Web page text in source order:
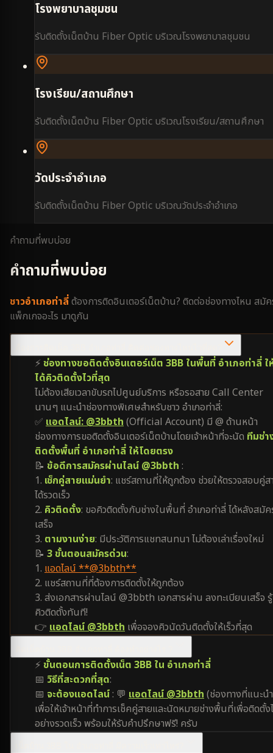
โรงพยาบาลชุมชน
รับติดตั้งเน็ตบ้าน Fiber Optic บริเวณโรงพยาบาลชุมชน
โรงเรียน/สถานศึกษา
รับติดตั้งเน็ตบ้าน Fiber Optic บริเวณโรงเรียน/สถานศึกษา
วัดประจำอำเภอ
รับติดตั้งเน็ตบ้าน Fiber Optic บริเวณวัดประจำอำเภอ
คำถามที่พบบ่อย
คำถามที่พบบ่อย
ชาวอำเภอท่าลี่ต้องการติดอินเตอร์เน็ตบ้าน? ติดต่อช่องทางไหน สมั
แพ็กเกจอะไร มาดูกัน
⚡ ช่องทางขอติดตั้งอินเตอร์เน็ต 3BB ในพื้นที่ อำเภอท่าลี่ ใ
ได้คิวติดตั้งไวที่สุด
ไม่ต้องเสียเวลาขับรถไปศูนย์บริการ หรือรอสาย Call Center
นานๆ แนะนำช่องทางพิเศษสำหรับชาว อำเภอท่าลี่:
✅ แอดไลน์: @3bbth (Official Account) มี @ ด้านหน้า
ช่องทางการขอติดตั้งอินเตอร์เน็ตบ้านโดยเจ้าหน้าที่จะนัด ทีมช่า
ติดตั้งพื้นที่ อำเภอท่าลี่ ให้โดยตรง
📝 ข้อดีการสมัครผ่านไลน์ @3bbth :
1. เช็กคู่สายแม่นยำ: แชร์สถานที่ให้ถูกต้อง ช่วยให้ตรวจสอบคู่ส
ได้รวดเร็ว
2. คิวติดตั้ง: ขอคิวติดตั้งกับช่างในพื้นที่ อำเภอท่าลี่ ได้หลังสมั
เสร็จ
3. ตามงานง่าย: มีประวัติการแชทสนทนา ไม่ต้องเล่าเรื่องใหม่
📝 3 ขั้นตอนสมัครด่วน:
1. แอดไลน์ **@3bbth**
2. แชร์สถานที่ที่ต้องการติดตั้งให้ถูกต้อง
3. ส่งเอกสารผ่านไลน์ @3bbth เอกสารผ่าน ลงทะเบียนเสร็จ รู้
คิวติดตั้งทันที!
👉 แอดไลน์ @3bbth เพื่อจองคิวนัดวันติดตั้งให้เร็วที่สุด
⚡ ขั้นตอนการติดตั้งเน็ต 3BB ใน อำเภอท่าลี่
📅 วิธีที่สะดวกที่สุด:
📅 จะต้องแอดไลน์: 💬 แอดไลน์ @3bbth (ช่องทางที่แนะน
เพื่อให้เจ้าหน้าที่ทำการเช็คคู่สายและนัดหมายช่างพื้นที่เพื่อติดตั้ง
อย่างรวดเร็ว พร้อมให้รับคำปรึกษาฟรี! ครับ